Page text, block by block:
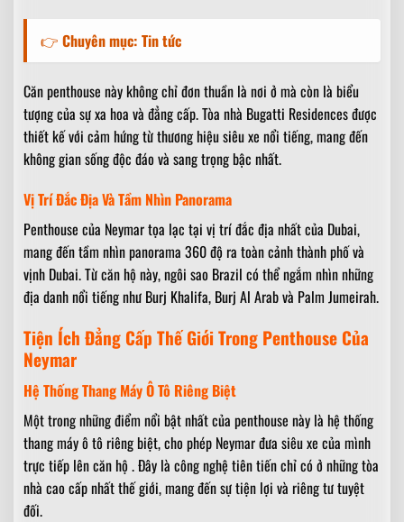
👉 Chuyên mục: Tin tức
Căn penthouse này không chỉ đơn thuần là nơi ở mà còn là biểu
tượng của sự xa hoa và đẳng cấp. Tòa nhà Bugatti Residences được
thiết kế với cảm hứng từ thương hiệu siêu xe nổi tiếng, mang đến
không gian sống độc đáo và sang trọng bậc nhất.
Vị Trí Đắc Địa Và Tầm Nhìn Panorama
Penthouse của Neymar tọa lạc tại vị trí đắc địa nhất của Dubai,
mang đến tầm nhìn panorama 360 độ ra toàn cảnh thành phố và
vịnh Dubai. Từ căn hộ này, ngôi sao Brazil có thể ngắm nhìn những
địa danh nổi tiếng như Burj Khalifa, Burj Al Arab và Palm Jumeirah.
Tiện Ích Đẳng Cấp Thế Giới Trong Penthouse Của
Neymar
Hệ Thống Thang Máy Ô Tô Riêng Biệt
Một trong những điểm nổi bật nhất của penthouse này là hệ thống
thang máy ô tô riêng biệt, cho phép Neymar đưa siêu xe của mình
trực tiếp lên căn hộ . Đây là công nghệ tiên tiến chỉ có ở những tòa
nhà cao cấp nhất thế giới, mang đến sự tiện lợi và riêng tư tuyệt
đối.